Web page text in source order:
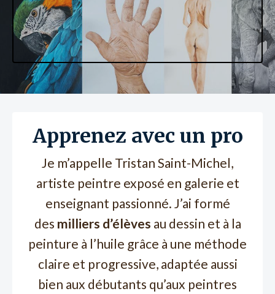
Apprenez avec un pro
Je m’appelle Tristan Saint-Michel,
artiste peintre exposé en galerie et
enseignant passionné. J’ai formé
des milliers d’élèves au dessin et à la
peinture à l’huile grâce à une méthode
claire et progressive, adaptée aussi
bien aux débutants qu’aux peintres